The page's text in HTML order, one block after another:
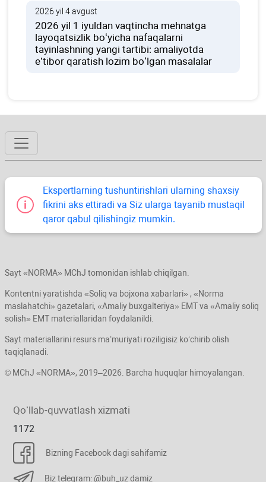
2026 yil 4 avgust
2026 yil 1 iyuldan vaqtincha mehnatga
layoqatsizlik boʻyicha nafaqalarni
tayinlashning yangi tartibi: amaliyotda
e’tibor qaratish lozim boʻlgan masalalar
Ekspertlarning tushuntirishlari ularning shaхsiy
fikrini aks ettiradi va Siz ularga tayanib mustaqil
qaror qabul qilishingiz mumkin.
Sayt «NORMA» MChJ tomonidan ishlab chiqilgan.
Kontentni yaratishda «Soliq va bojхona хabarlari» , «Norma
maslahatchi» gazetalari, «Amaliy buхgalteriya» EMT va «Amaliy soliq
solish» EMT materiallaridan foydalanildi.
Sayt materiallarini resurs ma’muriyati roziligisiz koʻchirib olish
taqiqlanadi.
© MChJ «NORMA», 2019–2026. Barcha huquqlar himoyalangan.
Qoʻllab-quvvatlash хizmati
1172
Bizning Facebook dagi sahifamiz
Biz telegram: @buh_uz damiz